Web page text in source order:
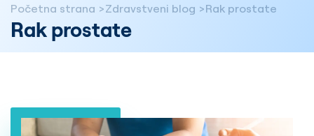
Početna strana Zdravstveni blog Rak prostate
Rak prostate